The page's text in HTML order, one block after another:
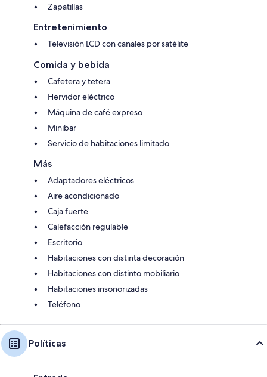
Zapatillas
Entretenimiento
Televisión LCD con canales por satélite
Comida y bebida
Cafetera y tetera
Hervidor eléctrico
Máquina de café expreso
Minibar
Servicio de habitaciones limitado
Más
Adaptadores eléctricos
Aire acondicionado
Caja fuerte
Calefacción regulable
Escritorio
Habitaciones con distinta decoración
Habitaciones con distinto mobiliario
Habitaciones insonorizadas
Teléfono
Políticas